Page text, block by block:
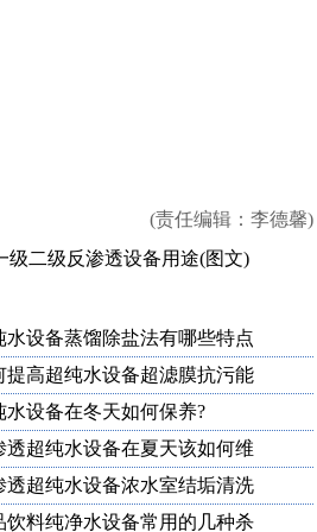
(责任编辑：李德馨)
级二级反渗透设备用途(图文)
水设备蒸馏除盐法有哪些特点
提高超纯水设备超滤膜抗污能
水设备在冬天如何保养?
透超纯水设备在夏天该如何维
透超纯水设备浓水室结垢清洗
饮料纯净水设备常用的几种杀